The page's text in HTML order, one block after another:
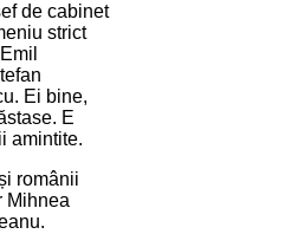
de cabinet
strict
Ei bine,
E
amintite.
românii
Mihnea